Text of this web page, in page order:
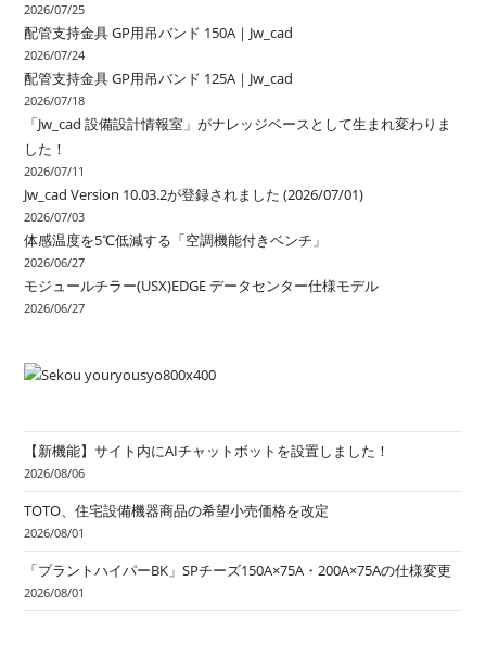
2026/07/25
配管支持金具 GP用吊バンド 150A｜Jw_cad
2026/07/24
配管支持金具 GP用吊バンド 125A｜Jw_cad
2026/07/18
「Jw_cad 設備設計情報室」がナレッジベースとして生まれ変わりま
した！
2026/07/11
Jw_cad Version 10.03.2が登録されました (2026/07/01)
2026/07/03
体感温度を5℃低減する「空調機能付きベンチ」
2026/06/27
モジュールチラー(USX)EDGE データセンター仕様モデル
2026/06/27
【新機能】サイト内にAIチャットボットを設置しました！
2026/08/06
TOTO、住宅設備機器商品の希望小売価格を改定
2026/08/01
「プラントハイパーBK」SPチーズ150A×75A・200A×75Aの仕様変更
2026/08/01